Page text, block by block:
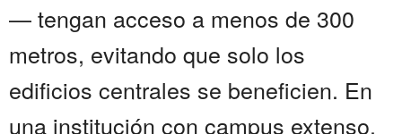
— tengan acceso a menos de 300
metros, evitando que solo los
edificios centrales se beneficien. En
una institución con campus extenso,